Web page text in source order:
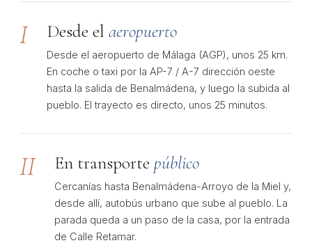
I Desde el aeropuerto
Desde el aeropuerto de Málaga (AGP), unos 25 km.
En coche o taxi por la AP-7 / A-7 dirección oeste
hasta la salida de Benalmádena, y luego la subida al
pueblo. El trayecto es directo, unos 25 minutos.
II En transporte público
Cercanías hasta Benalmádena-Arroyo de la Miel y,
desde allí, autobús urbano que sube al pueblo. La
parada queda a un paso de la casa, por la entrada
de Calle Retamar.